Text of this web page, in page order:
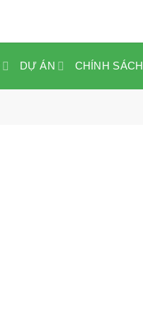
DỰ ÁN CHÍNH SÁCH